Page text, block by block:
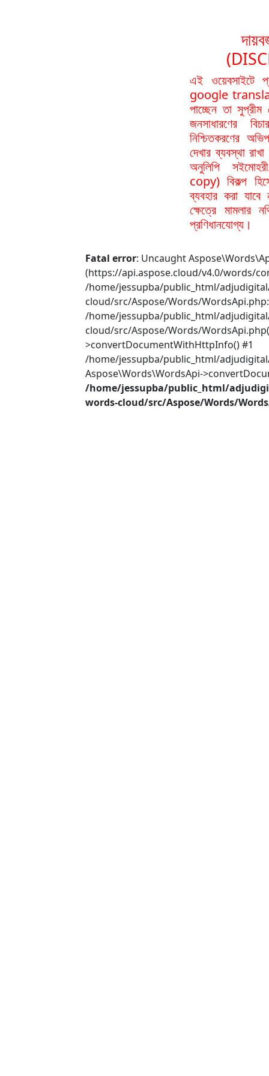
এই ওয়েবসাইটে
google
পাচ্ছেন তা
জনসাধারণের
নিশ্চিতকরণের
দেখার ব্যবস্থা
অনুলিপি
copy) বিকল্প
ব্যবহার করা
ক্ষেত্রে মামলার
প্রণিধানযোগ্য।
Fatal error: Uncaught
(https://api.aspose.cloud/v4.0/words/
/home/jessupba/public_html/
cloud/src/Aspose/Words/
/home/jessupba/public_html/
cloud/src/Aspose/Words/
>convertDocumentWithHttpInfo() #1
/home/jessupba/public_html/
Aspose\Words\WordsApi-
/home/jessupba/public_html/
words-cloud/src/Aspose/Words/